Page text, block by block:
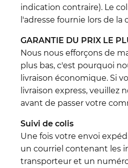
indication contraire). Le
l'adresse fournie lors de la
GARANTIE DU PRIX LE
Nous nous efforçons de
plus bas, c'est pourquoi
livraison économique. Si
livraison express, veuillez
avant de passer votre
Suivi de colis
Une fois votre envoi
un courriel contenant les
transporteur et un